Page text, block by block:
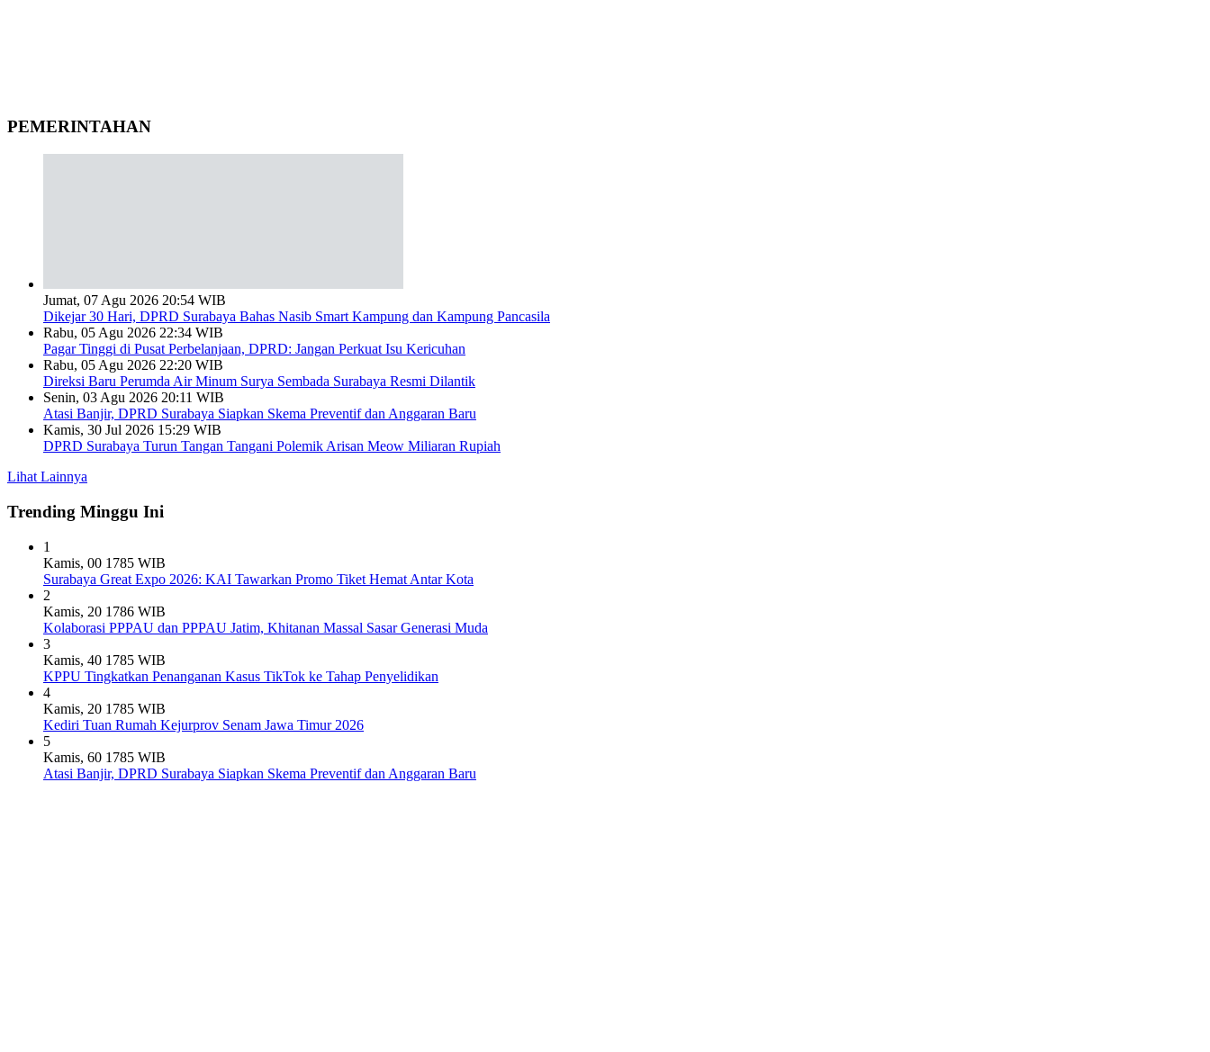
PEMERINTAHAN
Jumat, 07 Agu 2026 20:54 WIB
Dikejar 30 Hari, DPRD Surabaya Bahas Nasib Smart Kampung dan Kampung Pancasila
Rabu, 05 Agu 2026 22:34 WIB
Pagar Tinggi di Pusat Perbelanjaan, DPRD: Jangan Perkuat Isu Kericuhan
Rabu, 05 Agu 2026 22:20 WIB
Direksi Baru Perumda Air Minum Surya Sembada Surabaya Resmi Dilantik
Senin, 03 Agu 2026 20:11 WIB
Atasi Banjir, DPRD Surabaya Siapkan Skema Preventif dan Anggaran Baru
Kamis, 30 Jul 2026 15:29 WIB
DPRD Surabaya Turun Tangan Tangani Polemik Arisan Meow Miliaran Rupiah
Lihat Lainnya
Trending Minggu Ini
1
Kamis, 00 1785 WIB
Surabaya Great Expo 2026: KAI Tawarkan Promo Tiket Hemat Antar Kota
2
Kamis, 20 1786 WIB
Kolaborasi PPPAU dan PPPAU Jatim, Khitanan Massal Sasar Generasi Muda
3
Kamis, 40 1785 WIB
KPPU Tingkatkan Penanganan Kasus TikTok ke Tahap Penyelidikan
4
Kamis, 20 1785 WIB
Kediri Tuan Rumah Kejurprov Senam Jawa Timur 2026
5
Kamis, 60 1785 WIB
Atasi Banjir, DPRD Surabaya Siapkan Skema Preventif dan Anggaran Baru